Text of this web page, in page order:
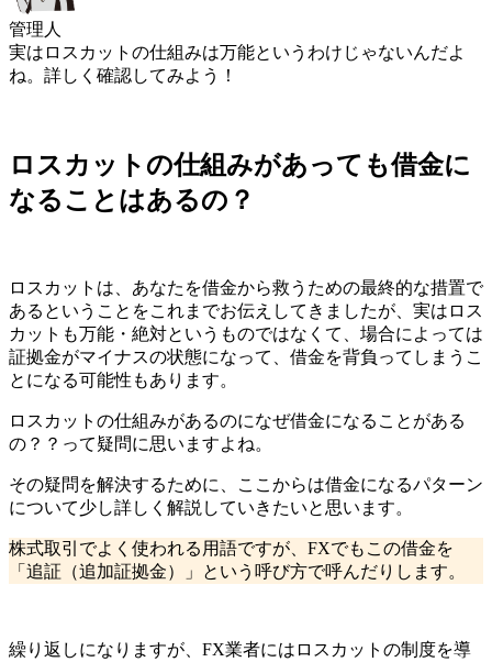
管理人
実はロスカットの仕組みは万能というわけじゃないんだよ
ね。詳しく確認してみよう！
ロスカットの仕組みがあっても借金に
なることはあるの？
ロスカットは、あなたを借金から救うための最終的な措置で
あるということをこれまでお伝えしてきましたが、 実はロス
カットも万能・絶対というものではなくて、場合によっては
証拠金がマイナスの状態になって、借金を背負ってしまうこ
とになる可能性もあります。
ロスカットの仕組みがあるのになぜ借金になることがある
の？？って疑問に思いますよね。
その疑問を解決するために、ここからは借金になるパターン
について少し詳しく解説していきたいと思います。
株式取引でよく使われる用語ですが、 FXでもこの借金を
「追証（追加証拠金）」という呼び方で呼んだりします。
繰り返しになりますが、FX業者にはロスカットの制度を導